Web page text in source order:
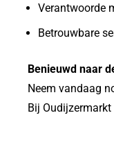
Verantwoorde
Betrouwbare
Benieuwd naar
Neem vandaag
Bij